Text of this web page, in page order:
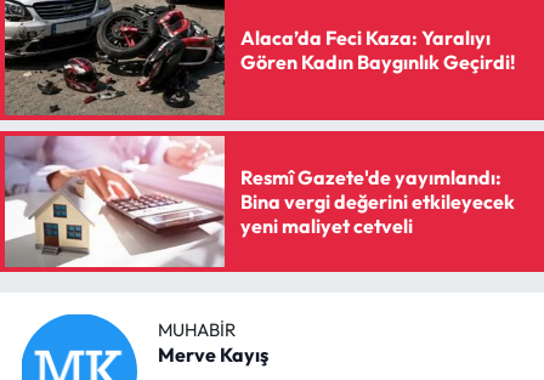
Alaca’da Feci Kaza: Yaralıyı
Gören Kadın Baygınlık Geçirdi!
Resmî Gazete'de yayımlandı:
Bina vergi değerini etkileyecek
yeni maliyet cetveli
MUHABIR
Merve Kayış